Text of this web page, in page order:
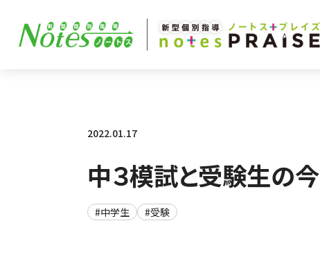
2022.01.17
中３模試と受験生の今
#中学生 #受験